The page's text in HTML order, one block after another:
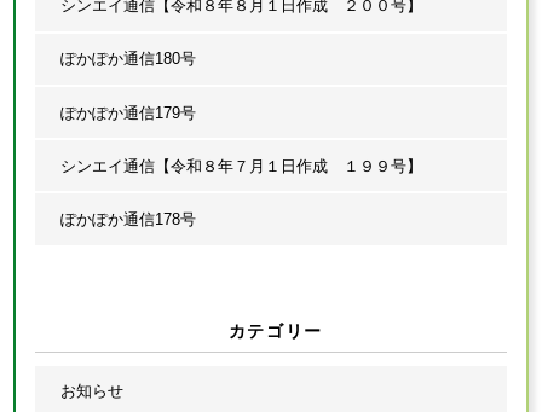
シンエイ通信【令和８年８月１日作成 ２００号】
ぽかぽか通信180号
ぽかぽか通信179号
シンエイ通信【令和８年７月１日作成 １９９号】
ぽかぽか通信178号
カテゴリー
お知らせ